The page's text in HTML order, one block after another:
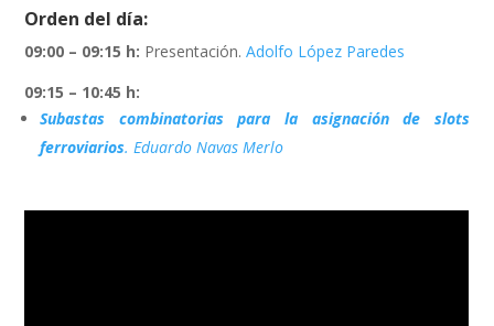
Orden del día:
09:00 – 09:15 h: Presentación.Adolfo López Paredes
09:15 – 10:45 h:
Subastas combinatorias para la asignación de slots
ferroviarios. Eduardo Navas Merlo